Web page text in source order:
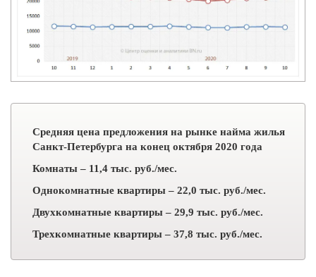
Средняя цена предложения на рынке найма жилья
Санкт-Петербурга на конец октября 2020 года
Комнаты – 11,4 тыс. руб./мес.
Однокомнатные квартиры – 22,0 тыс. руб./мес.
Двухкомнатные квартиры – 29,9 тыс. руб./мес.
Трехкомнатные квартиры – 37,8 тыс. руб./мес.